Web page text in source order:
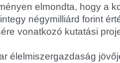
elmondta, hogy a
négymilliárd forint
vonatkozó kutatási
élelmiszergazdaság